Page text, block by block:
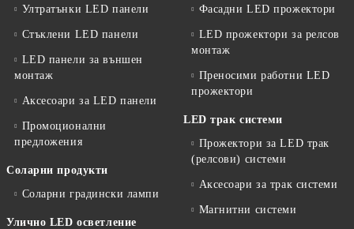
Ултратънки LED панели
Стъклени LED панели
LED панели за външен
монтаж
Аксесоари за LED панели
Промоционални
предложения
Соларни продукти
Соларни градински лампи
Улично LED осветление
Фасадни LED прожектори
LED прожектори за релсов
монтаж
Преносими работни LED
прожектори
LED трак системи
Прожектори за LED трак
(релсови) системи
Аксесоари за трак системи
Магнитни системи